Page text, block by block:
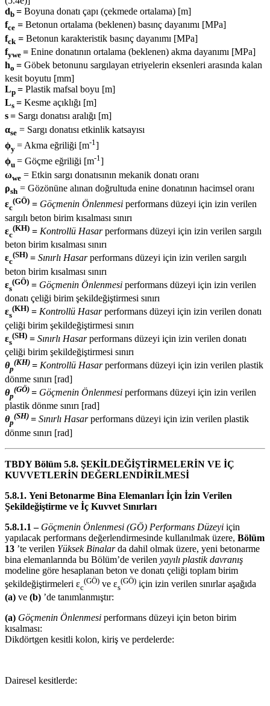
db = Boyuna donatı çapı (çekmede ortalama) [m]
fce = Betonun ortalama (beklenen) basınç dayanımı [MPa]
fck = Betonun karakteristik basınç dayanımı [MPa]
fywe = Enine donatının ortalama (beklenen) akma dayanımı [MPa]
ho = Göbek betonunu sargılayan etriyelerin eksenleri arasında kalan
kesit boyutu [mm]
Lp = Plastik mafsal boyu [m]
Ls = Kesme açıklığı [m]
s= Sargı donatısı aralığı [m]
αse = Sargı donatısı etkinlik katsayısı
ϕy = Akma eğriliği [m-1 ]
ϕu = Göçme eğriliği [m-1]
ωwe = Etkin sargı donatısının mekanik donatı oranı
ρsh = Gözönüne alınan doğrultuda enine donatının hacimsel oranı
εc
(GÖ) = Göçmenin Önlenmesi performans düzeyi için izin verilen
sargılı beton birim kısalması sınırı
εc
(KH) = Kontrollü Hasarperformans düzeyi için izin verilen sargılı
beton birim kısalması sınırı
εc
(SH) = Sınırlı Hasarperformans düzeyi için izin verilen sargılı
beton birim kısalması sınırı
εs
(GÖ) = Göçmenin Önlenmesi performans düzeyi için izin verilen
donatı çeliği birim şekildeğiştirmesi sınırı
εs
(KH) = Kontrollü Hasarperformans düzeyi için izin verilen donatı
çeliği birim şekildeğiştirmesi sınırı
εs
(SH) = Sınırlı Hasarperformans düzeyi için izin verilen donatı
çeliği birim şekildeğiştirmesi sınırı
θp
(KH) = Kontrollü Hasarperformans düzeyi için izin verilen plastik
dönme sınırı [rad]
θp
(GÖ) = Göçmenin Önlenmesi performans düzeyi için izin verilen
plastik dönme sınırı [rad]
θp
(SH) = Sınırlı Hasarperformans düzeyi için izin verilen plastik
dönme sınırı [rad]
TBDY Bölüm 5.8. ŞEKİLDEĞİŞTİRMELERİN VE İÇ
KUVVETLERİN DEĞERLENDİRİLMESİ
5.8.1. Yeni Betonarme Bina Elemanları İçin İzin Verilen
Şekildeğiştirme ve İç Kuvvet Sınırları
5.8.1.1 – Göçmenin Önlenmesi (GÖ) Performans Düzeyi için
yapılacak performans değerlendirmesinde kullanılmak üzere, Bölüm
13 ’te verilen Yüksek Binalarda dahil olmak üzere, yeni betonarme
bina elemanlarında bu Bölüm’de verilen yayılı plastik davranış
modeline göre hesaplanan beton ve donatı çeliği toplam birim
şekildeğiştirmeleri εc
(GÖ) ve εs
(GÖ) için izin verilen sınırlar aşağıda
(a) ve (b) ’de tanımlanmıştır:
(a) Göçmenin Önlenmesi performans düzeyi için beton birim
kısalması:
Dikdörtgen kesitli kolon, kiriş ve perdelerde:
Dairesel kesitlerde: